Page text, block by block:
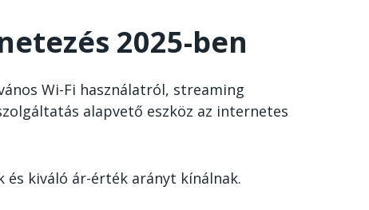
2025-ben
Wi-Fi használatról, streaming
alapvető eszköz az internetes
és kiváló ár-érték arányt kínálnak.